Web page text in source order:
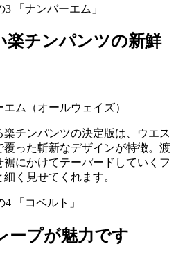
3 「ナンバーエム」
楽チンパンツの新鮮
ム（オールウェイズ）
チンパンツの決定版は、ウエス
覆った斬新なデザインが特徴。渡
にかけてテーパードしていくフ
く見せてくれます。
4 「コベルト」
ープが魅力です